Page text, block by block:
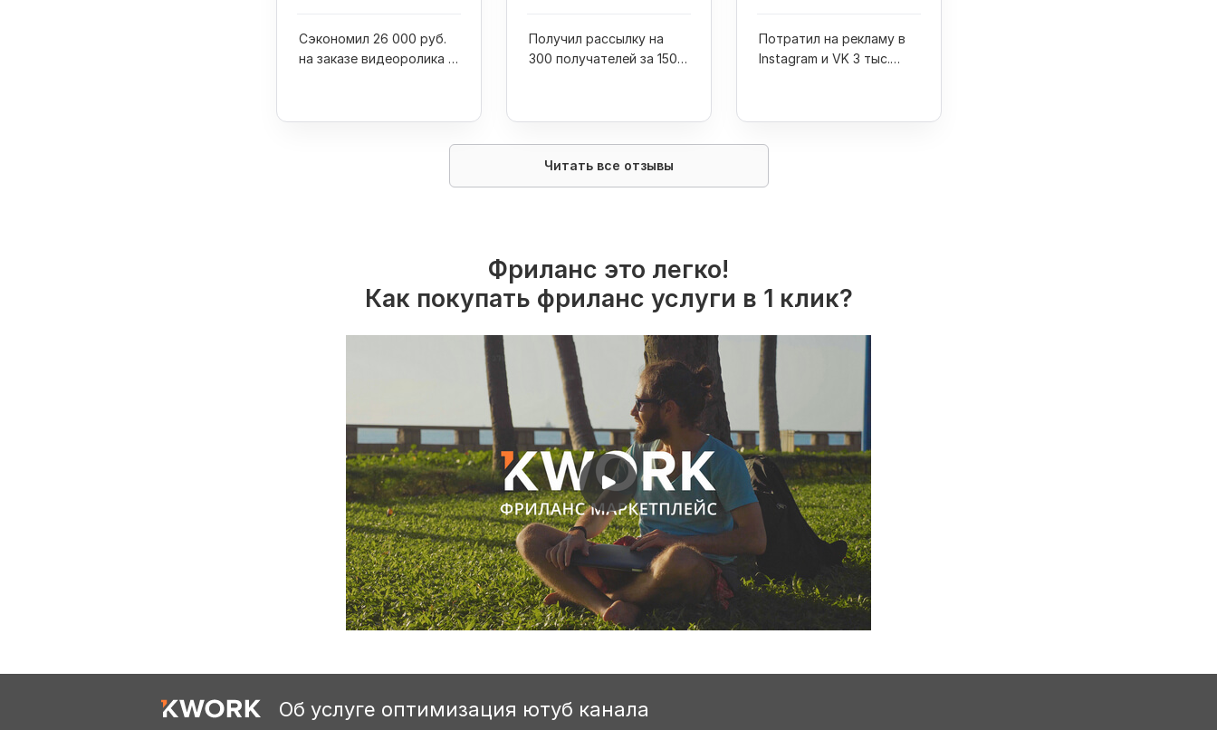
Сэкономил 26 000 руб.
на заказе видеоролика и
Получил рассылку на
300 получателей за 1500
Потратил на рекламу в
Instagram и VK 3 тыс.
Читать все отзывы
Фриланс это легко!
Как покупать фриланс услуги в 1 клик?
Об услуге оптимизация ютуб канала